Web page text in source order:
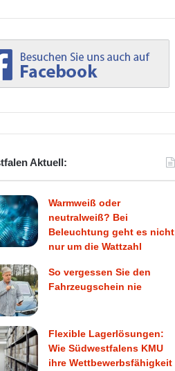
Aktuell:
Warmweiß oder
neutralweiß? Bei
Beleuchtung geht es nicht
nur um die Wattzahl
So vergessen Sie den
Fahrzeugschein nie
Flexible Lagerlösungen:
Wie Südwestfalens KMU
ihre Wettbewerbsfähigkeit